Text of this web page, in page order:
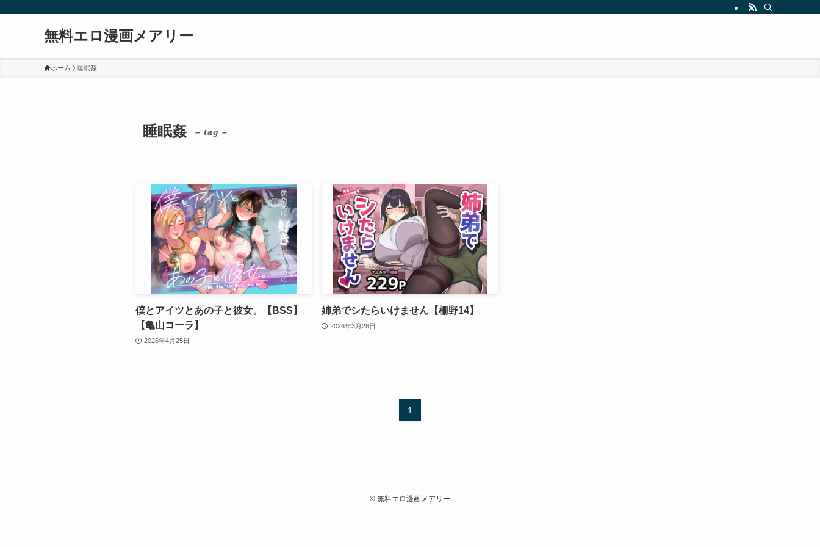
無料エロ漫画メアリー
ホーム 睡眠姦
睡眠姦 – tag –
僕とアイツとあの子と彼女。【BSS】
【亀山コーラ】
2026年4月25日
姉弟でシたらいけません【柵野14】
2026年3月28日
1
© 無料エロ漫画メアリー